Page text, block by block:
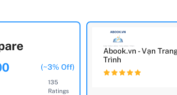
(~3% Off)
135
Ratings
Abook.vn - Vạn
Trình